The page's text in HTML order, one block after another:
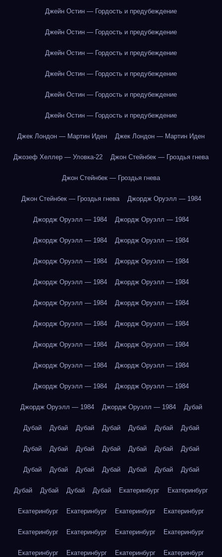
Джейн Остин — Гордость и предубеждение
Джейн Остин — Гордость и предубеждение
Джейн Остин — Гордость и предубеждение
Джейн Остин — Гордость и предубеждение
Джейн Остин — Гордость и предубеждение
Джейн Остин — Гордость и предубеждение
Джек Лондон — Мартин Иден Джек Лондон — Мартин Иден
Джозеф Хеллер — Уловка-22 Джон Стейнбек — Гроздья гнева
Джон Стейнбек — Гроздья гнева
Джон Стейнбек — Гроздья гнева Джордж Оруэлл — 1984
Джордж Оруэлл — 1984 Джордж Оруэлл — 1984
Джордж Оруэлл — 1984 Джордж Оруэлл — 1984
Джордж Оруэлл — 1984 Джордж Оруэлл — 1984
Джордж Оруэлл — 1984 Джордж Оруэлл — 1984
Джордж Оруэлл — 1984 Джордж Оруэлл — 1984
Джордж Оруэлл — 1984 Джордж Оруэлл — 1984
Джордж Оруэлл — 1984 Джордж Оруэлл — 1984
Джордж Оруэлл — 1984 Джордж Оруэлл — 1984
Джордж Оруэлл — 1984 Джордж Оруэлл — 1984
Джордж Оруэлл — 1984 Джордж Оруэлл — 1984 Дубай
Дубай Дубай Дубай Дубай Дубай Дубай Дубай
Дубай Дубай Дубай Дубай Дубай Дубай Дубай
Дубай Дубай Дубай Дубай Дубай Дубай Дубай
Дубай Дубай Дубай Дубай Екатеринбург Екатеринбург
Екатеринбург Екатеринбург Екатеринбург Екатеринбург
Екатеринбург Екатеринбург Екатеринбург Екатеринбург
Екатеринбург Екатеринбург Екатеринбург Екатеринбург